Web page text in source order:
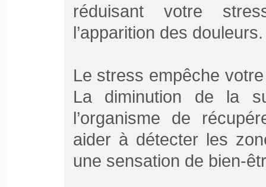
réduisant votre
l’apparition des douleurs.
Le stress empêche
La diminution de la
l’organisme de
aider à détecter les
une sensation de bien-